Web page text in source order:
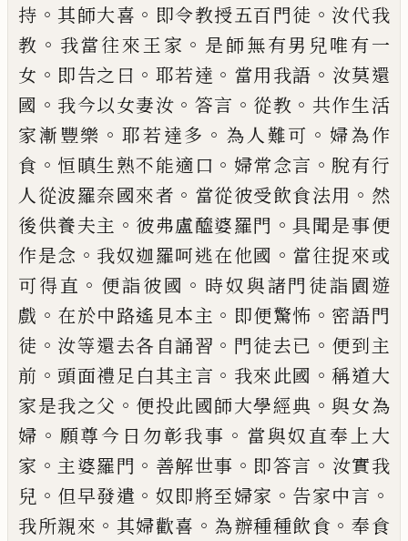
持 。其師大喜 。 即令教授五百門徒 。 汝代我
教 。 我當往來王家 。 是師無有男兒唯有一
女 。 即告之曰 。 耶若達 。 當用我語 。 汝莫還
國 。 我今以女妻汝 。 答言 。 從教 。 共作生活
家漸豐樂 。 耶若達多 。 為人難可 。 婦為作
食 。 恒瞋生熟不能適口 。 婦常念言 。 脫有行
人從波羅奈國來者 。 當從彼受飲食法用 。 然
後供養夫主 。 彼弗盧醯婆羅門 。具聞是事便
作是念 。 我奴迦羅呵逃在他國 。 當往捉來或
可得直 。 便詣彼國 。 時奴與諸門徒詣園遊
戲 。 在於中路遙見本主 。 即便驚怖 。 密語門
徒 。 汝等還去各自誦習 。 門徒去已 。 便到主
前 。頭面禮足白其主言 。 我來此國 。稱道大
家是我之父 。 便投此國師大學經典 。與女為
婦 。 願尊今日勿彰我事 。 當與奴直奉上大
家 。 主婆羅門 。 善解世事 。 即答言 。 汝實我
兒 。 但早發遣 。 奴即將至婦家 。 告家中言 。
我所親來 。 其婦歡喜 。 為辦種種飲食 。奉食